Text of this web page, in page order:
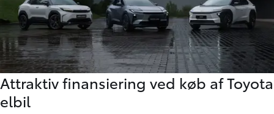
Attraktiv finansiering ved køb af Toyota
elbil